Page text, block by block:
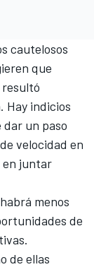
cautelosos
que
Hay indicios
un paso
velocidad en
en juntar
menos
de
de ellas